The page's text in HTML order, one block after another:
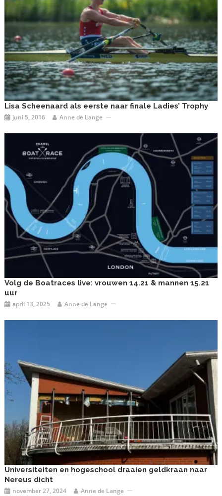
Lisa Scheenaard als eerste naar finale Ladies’ Trophy
juni 5, 2016 Anne de Lange
Volg de Boatraces live: vrouwen 14.21 & mannen 15.21
uur
april 13, 2025 Anne de Lange
Universiteiten en hogeschool draaien geldkraan naar
Nereus dicht
november 27, 2024 Anne de Lange